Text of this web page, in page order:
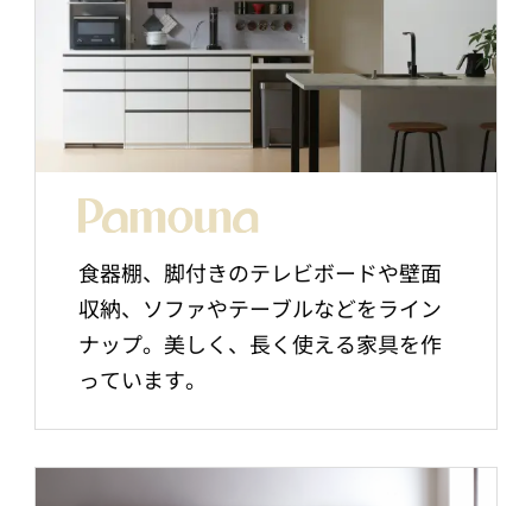
食器棚、脚付きのテレビボードや壁面
収納、ソファやテーブルなどをライン
ナップ。美しく、長く使える家具を作
っています。